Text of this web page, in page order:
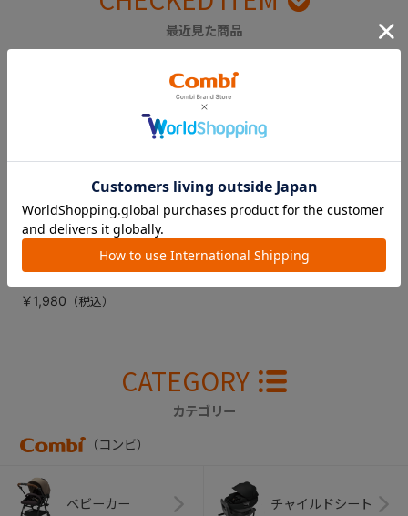
最近見た商品
クルムーヴスマート
エッグショック Ｊ
Ｇ-６００ 肩ベルト
カバー右（ブラウ
ン）
￥1,980
CATEGORY
カテゴリー
（コンビ）
ベビーカー チャイルドシート